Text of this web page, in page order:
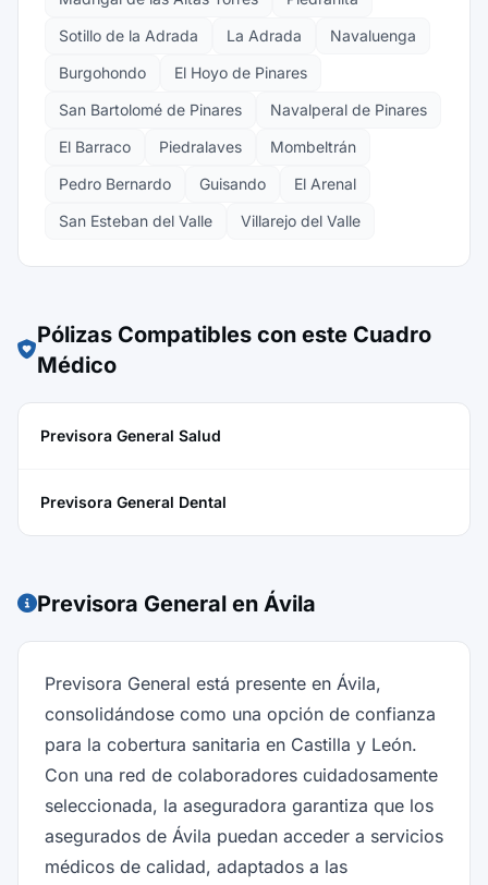
Sotillo de la Adrada
La Adrada
Navaluenga
Burgohondo
El Hoyo de Pinares
San Bartolomé de Pinares
Navalperal de Pinares
El Barraco
Piedralaves
Mombeltrán
Pedro Bernardo
Guisando
El Arenal
San Esteban del Valle
Villarejo del Valle
Pólizas Compatibles con este Cuadro
Médico
Previsora General Salud
Previsora General Dental
Previsora General en Ávila
Previsora General está presente en Ávila,
consolidándose como una opción de confianza
para la cobertura sanitaria en Castilla y León.
Con una red de colaboradores cuidadosamente
seleccionada, la aseguradora garantiza que los
asegurados de Ávila puedan acceder a servicios
médicos de calidad, adaptados a las